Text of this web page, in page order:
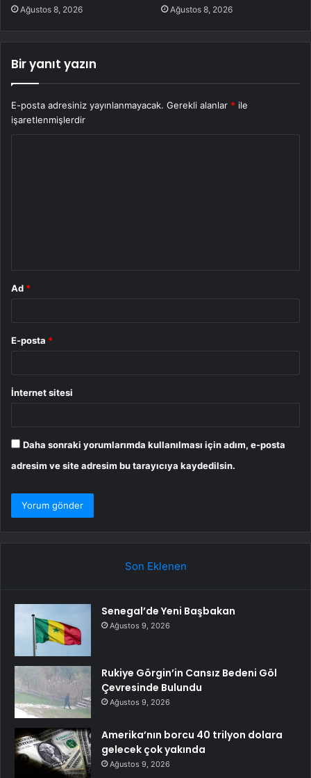
Ağustos 8, 2026 Ağustos 8, 2026
Bir yanıt yazın
E-posta adresiniz yayınlanmayacak. Gerekli alanlar * ile
işaretlenmişlerdir
Ad *
E-posta *
İnternet sitesi
Daha sonraki yorumlarımda kullanılması için adım, e-posta
adresim ve site adresim bu tarayıcıya kaydedilsin.
Son Eklenen
Senegal’de Yeni Başbakan
Ağustos 9, 2026
Rukiye Görgin’in Cansız Bedeni Göl
Çevresinde Bulundu
Ağustos 9, 2026
Amerika’nın borcu 40 trilyon dolara
gelecek çok yakında
Ağustos 9, 2026